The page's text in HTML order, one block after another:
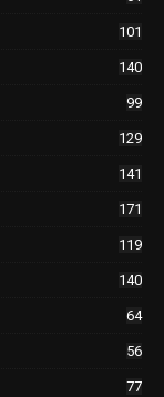
101
140
99
129
141
171
119
140
64
56
77